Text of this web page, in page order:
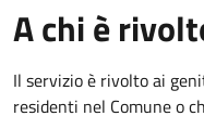
A chi è
Il servizio è rivolto ai
residenti nel Comune o